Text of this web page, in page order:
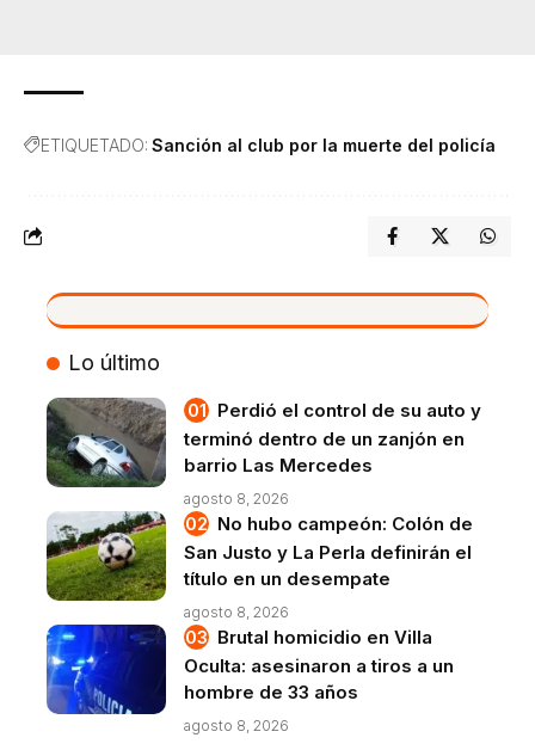
ETIQUETADO: Sanción al club por la muerte del policía
VIVO
Lo último
Perdió el control de su auto y
terminó dentro de un zanjón en
barrio Las Mercedes
agosto 8, 2026
No hubo campeón: Colón de
San Justo y La Perla definirán el
título en un desempate
agosto 8, 2026
Brutal homicidio en Villa
Oculta: asesinaron a tiros a un
hombre de 33 años
agosto 8, 2026